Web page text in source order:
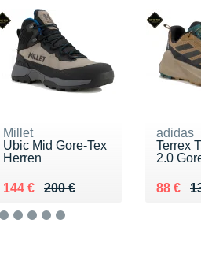
Millet
Ubic Mid Gore-Tex
Herren
200 €
Au lieu de 200 €
144 €
Vendu 144 €
adidas
Terrex
2.0
Au lieu
88 €
Vendu